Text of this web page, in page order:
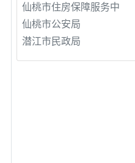
仙桃市住房保障服务中
仙桃市公安局
潜江市民政局